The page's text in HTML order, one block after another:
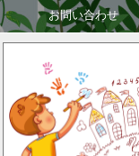
お問い合わせ